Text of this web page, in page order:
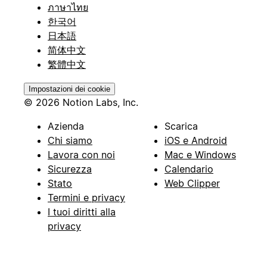
ภาษาไทย
한국어
日本語
简体中文
繁體中文
Impostazioni dei cookie
© 2026 Notion Labs, Inc.
Azienda
Chi siamo
Lavora con noi
Sicurezza
Stato
Termini e privacy
I tuoi diritti alla
privacy
Scarica
iOS e Android
Mac e Windows
Calendario
Web Clipper